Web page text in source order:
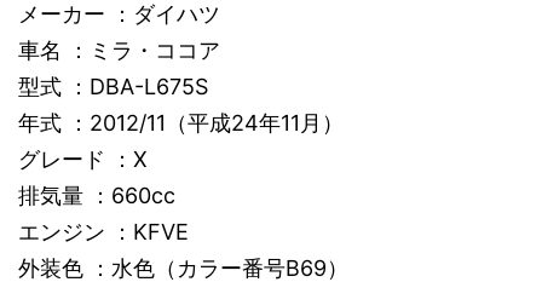
メーカー ：ダイハツ
車名 ：ミラ・ココア
型式 ：DBA-L675S
年式 ：2012/11（平成24年11月）
グレード ：X
排気量 ：660cc
エンジン ：KFVE
外装色 ：水色（カラー番号B69）